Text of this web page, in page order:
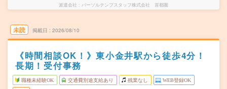
派遣会社 パーソルテンプスタッフ株式会社 首都圏
未読 掲載日 2026/08/10
《時間相談OK！》東小金井駅から徒歩4分！
長期！受付事務
職種未経験OK 交通費別途支給あり 残業なし WEB登録OK